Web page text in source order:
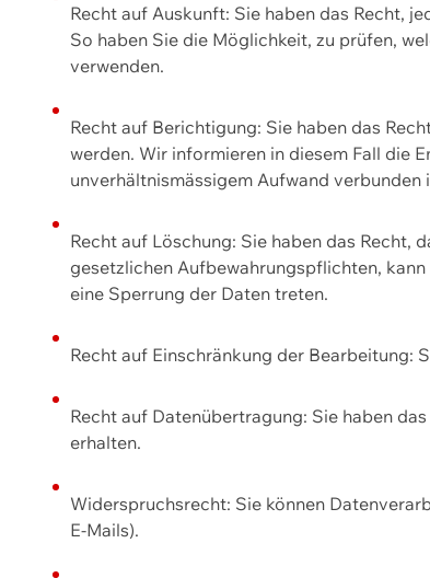
Recht auf Auskunft: Sie haben das Recht,
So haben Sie die Möglichkeit, zu prüfen,
verwenden.
Recht auf Berichtigung: Sie haben das
werden. Wir informieren in diesem Fall die
unverhältnismässigem Aufwand verbunden
Recht auf Löschung: Sie haben das Recht,
gesetzlichen Aufbewahrungspflichten,
eine Sperrung der Daten treten.
Recht auf Einschränkung der Bearbeitung:
Recht auf Datenübertragung: Sie haben
erhalten.
Widerspruchsrecht: Sie können
E-Mails).